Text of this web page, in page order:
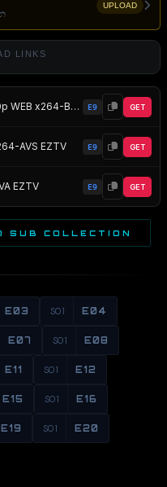
UPLOAD
LINKS
Young Sheldon S01E09 iNTERNAL 720p WEB x264-BAMBOOZLE EZTV E9 GET
AVS EZTV E9 GET
EZTV E9 GET
SUB COLLECTION
E03 S01 E04
E07 S01 E08
E11 S01 E12
E15 S01 E16
E19 S01 E20